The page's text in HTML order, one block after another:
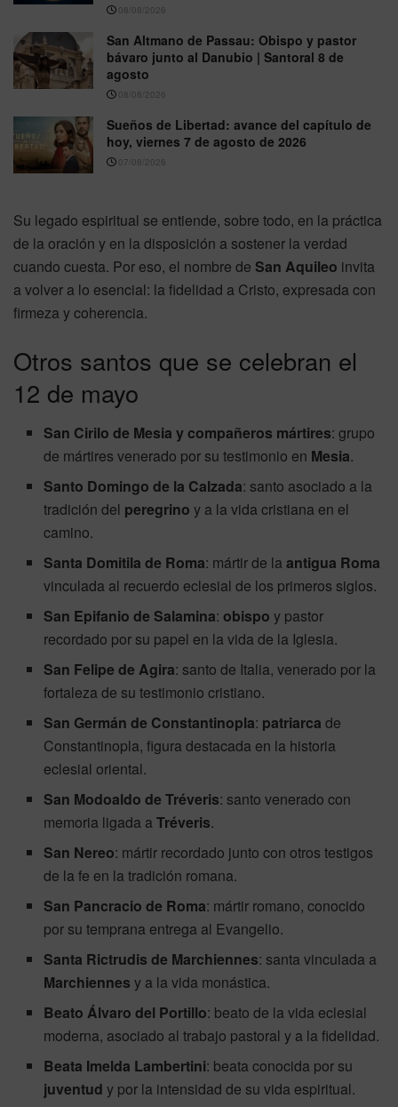
08/08/2026
San Altmano de Passau: Obispo y pastor
bávaro junto al Danubio | Santoral 8 de
agosto
08/08/2026
Sueños de Libertad: avance del capítulo de
hoy, viernes 7 de agosto de 2026
07/08/2026
Su legado espiritual se entiende, sobre todo, en la práctica
de la oración y en la disposición a sostener la verdad
cuando cuesta. Por eso, el nombre de San Aquileo invita
a volver a lo esencial: la fidelidad a Cristo, expresada con
firmeza y coherencia.
Otros santos que se celebran el
12 de mayo
San Cirilo de Mesia y compañeros mártires: grupo
de mártires venerado por su testimonio en Mesia.
Santo Domingo de la Calzada: santo asociado a la
tradición del peregrino y a la vida cristiana en el
camino.
Santa Domitila de Roma: mártir de laantigua Roma
vinculada al recuerdo eclesial de los primeros siglos.
San Epifanio de Salamina:obispo y pastor
recordado por su papel en la vida de la Iglesia.
San Felipe de Agira: santo de Italia, venerado por la
fortaleza de su testimonio cristiano.
San Germán de Constantinopla: patriarca de
Constantinopla, figura destacada en la historia
eclesial oriental.
San Modoaldo de Tréveris: santo venerado con
memoria ligada aTréveris.
San Nereo: mártir recordado junto con otros testigos
de la fe en la tradición romana.
San Pancracio de Roma: mártir romano, conocido
por su temprana entrega al Evangelio.
Santa Rictrudis de Marchiennes: santa vinculada a
Marchiennes y a la vida monástica.
Beato Álvaro del Portillo: beato de la vida eclesial
moderna, asociado al trabajo pastoral y a la fidelidad.
Beata Imelda Lambertini: beata conocida por su
juventud y por la intensidad de su vida espiritual.